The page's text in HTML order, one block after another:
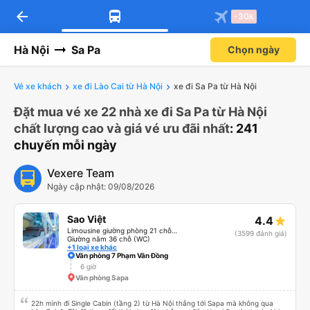
arrow_back -30k
Hà Nội Sa Pa Chọn ngày
Vé xe khách xe đi Lào Cai từ Hà Nội xe đi Sa Pa từ Hà Nội
Đặt mua vé xe 22 nhà xe đi Sa Pa từ Hà Nội
chất lượng cao và giá vé ưu đãi nhất: 241
chuyến mỗi ngày
Vexere Team
Ngày cập nhật: 09/08/2026
Sao Việt
Limousine giường phòng 21 chỗ (WC)
Giường nằm 36 chỗ (WC)
+1 loại xe khác
4.4
(3599 đánh giá)
Văn phòng 7 Phạm Văn Đồng
6 giờ
Văn phòng Sapa
22h mình đi Single Cabin (tầng 2) từ Hà Nội thẳng tới Sapa mà không qua